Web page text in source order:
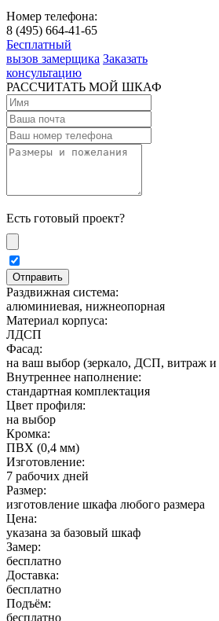
Номер телефона:
8 (495) 664-41-65
Бесплатный
вызов замерщика Заказать
консультацию
РАССЧИТАТЬ МОЙ ШКАФ
Есть готовый проект?
Раздвижная система:
алюминиевая, нижнеопорная
Материал корпуса:
ЛДСП
Фасад:
на ваш выбор (зеркало, ДСП, витраж и
Внутреннее наполнение:
стандартная комплектация
Цвет профиля:
на выбор
Кромка:
ПВХ (0,4 мм)
Изготовление:
7 рабочих дней
Размер:
изготовление шкафа любого размера
Цена:
указана за базовый шкаф
Замер:
бесплатно
Доставка:
бесплатно
Подъём:
бесплатно